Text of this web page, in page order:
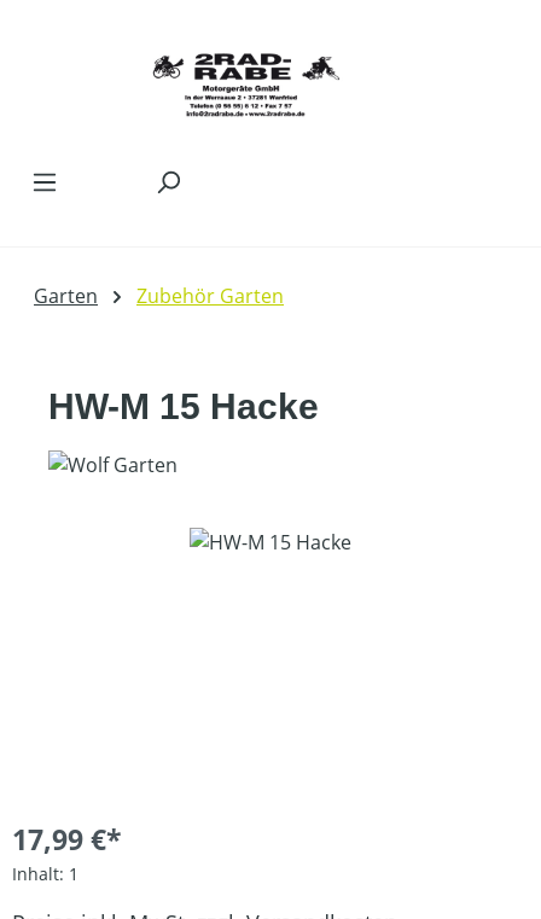
Garten Zubehör Garten
HW-M 15 Hacke
Bildergalerie überspringen
17,99 €*
Inhalt: 1